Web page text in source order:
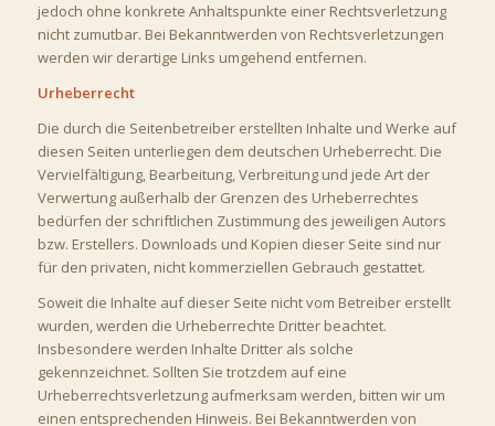
jedoch ohne konkrete Anhaltspunkte einer Rechtsverletzung
nicht zumutbar. Bei Bekanntwerden von Rechtsverletzungen
werden wir derartige Links umgehend entfernen.
Urheberrecht
Die durch die Seitenbetreiber erstellten Inhalte und Werke auf
diesen Seiten unterliegen dem deutschen Urheberrecht. Die
Vervielfältigung, Bearbeitung, Verbreitung und jede Art der
Verwertung außerhalb der Grenzen des Urheberrechtes
bedürfen der schriftlichen Zustimmung des jeweiligen Autors
bzw. Erstellers. Downloads und Kopien dieser Seite sind nur
für den privaten, nicht kommerziellen Gebrauch gestattet.
Soweit die Inhalte auf dieser Seite nicht vom Betreiber erstellt
wurden, werden die Urheberrechte Dritter beachtet.
Insbesondere werden Inhalte Dritter als solche
gekennzeichnet. Sollten Sie trotzdem auf eine
Urheberrechtsverletzung aufmerksam werden, bitten wir um
einen entsprechenden Hinweis. Bei Bekanntwerden von